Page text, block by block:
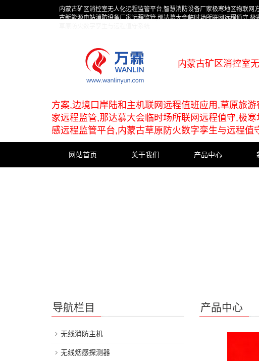
内蒙古矿区消控室无人化远程监管平台,智慧消防设备厂家极寒地区物联
古新能源电站消防设备厂家远程监管,那达慕大会临时场所联网远程值守,
内蒙古矿区消控室
方案,边境口岸陆和主机联网远程值班应用,草原旅
家远程监管,那达慕大会临时场所联网远程值守,极
感远程监管平台,内蒙古草原防火数字孪生与远程值
网站首页 关于我们 产品中心
产品中心
导航栏目
无线消防主机
无线烟感探测器